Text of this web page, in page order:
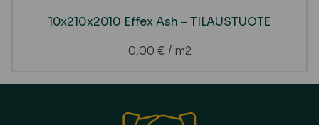
10x210x2010 Effex Ash – TILAUSTUOTE
0,00 € / m2